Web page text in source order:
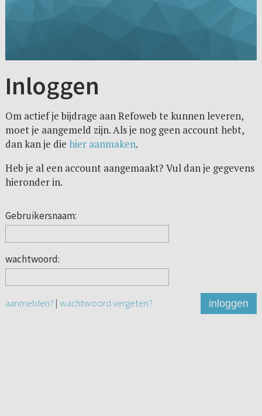
Inloggen
Om actief je bijdrage aan Refoweb te kunnen leveren,
moet je aangemeld zijn. Als je nog geen account hebt,
dan kan je die hier aanmaken.
Heb je al een account aangemaakt? Vul dan je gegevens
hieronder in.
Gebruikersnaam:
wachtwoord:
aanmelden? | wachtwoord vergeten? inloggen